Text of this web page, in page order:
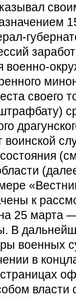
военно-
своего
к
25 марта
В
военных
в
власти